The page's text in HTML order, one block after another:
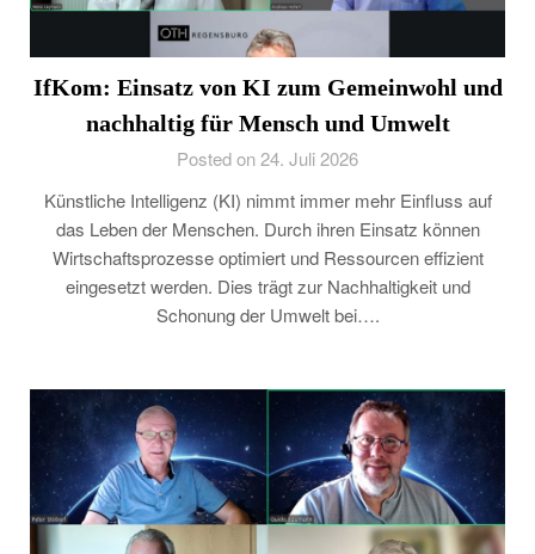
IfKom: Einsatz von KI zum Gemeinwohl und
nachhaltig für Mensch und Umwelt
Posted on 24. Juli 2026
Künstliche Intelligenz (KI) nimmt immer mehr Einfluss auf
das Leben der Menschen. Durch ihren Einsatz können
Wirtschaftsprozesse optimiert und Ressourcen effizient
eingesetzt werden. Dies trägt zur Nachhaltigkeit und
Schonung der Umwelt bei….